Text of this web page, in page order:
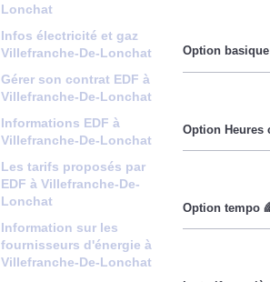
Lonchat
Infos électricité et gaz
Villefranche-De-Lonchat
Gérer son contrat EDF à
Villefranche-De-Lonchat
Informations EDF à
Villefranche-De-Lonchat
Les tarifs proposés par
EDF à Villefranche-De-
Lonchat
Information sur les
fournisseurs d'énergie à
Villefranche-De-Lonchat